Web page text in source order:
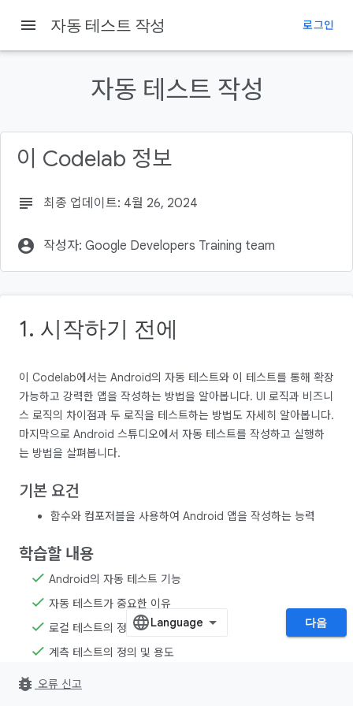
Android Developers
1. 시작하기 전에
빌드할 항목
필요한 항목
menu 자동 테스트 작성 로그인
자동 테스트 작성
이 Codelab 정보
subject 최종 업데이트: 4월 26, 2024
account_circle 작성자: Google Developers Training team
1. 시작하기 전에
이 Codelab에서는 Android의 자동 테스트와 이 테스트를 통해 확장
가능하고 강력한 앱을 작성하는 방법을 알아봅니다. UI 로직과 비즈니
스 로직의 차이점과 두 로직을 테스트하는 방법도 자세히 알아봅니다.
마지막으로 Android 스튜디오에서 자동 테스트를 작성하고 실행하
는 방법을 살펴봅니다.
기본 요건
함수와 컴포저블을 사용하여 Android 앱을 작성하는 능력
학습할 내용
Android의 자동 테스트 기능
자동 테스트가 중요한 이유
로컬 테스트의 정의 및 용도
계측 테스트의 정의 및 용도
Android 코드용 로컬 테스트 작성 방법
다음
bug_report 오류 신고